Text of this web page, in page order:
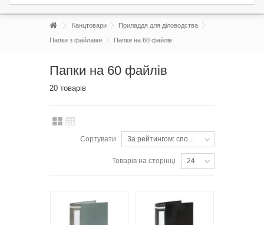
Канцтовари Приладдя для діловодства
Папки з файлами Папки на 60 файлів
Папки на 60 файлів
20 товарів
Сортувати За рейтингом: спочатку популярні
Товарів на сторінці 24